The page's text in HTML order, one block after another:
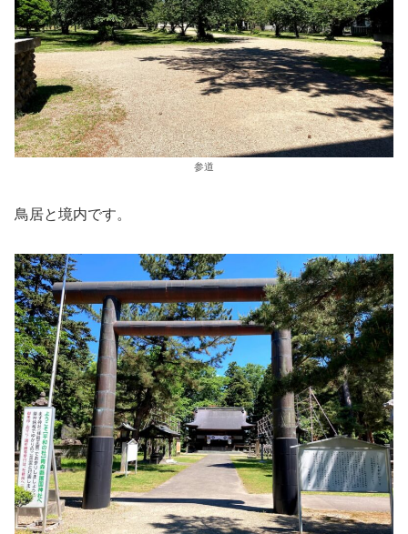
参道
鳥居と境内です。